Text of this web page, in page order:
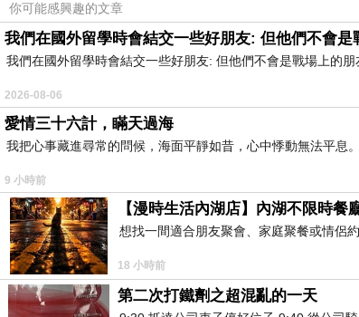
你可能感興趣的文章
我們在國外留學時會結交一些好朋友: 但他們不會是
我們在國外留學時會結交一些好朋友: 但他們不會是戰場上的
2026-08-06
愛情三十六計，瞞天過海
我把心事藏進尋常的問候，海面平靜如昔，心中悸動無法平息
9 小時前
【漫時生活內湖店】內湖不限時
想找一間適合朋友聚會、家庭聚餐或情侶
18 小時前
第二次打鐵劑之超混亂的一天